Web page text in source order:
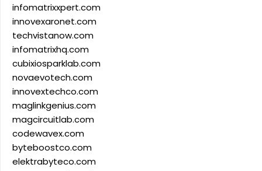
infomatrixxpert.com
innovexaronet.com
techvistanow.com
infomatrixhq.com
cubixiosparklab.com
novaevotech.com
innovextechco.com
maglinkgenius.com
magcircuitlab.com
codewavex.com
byteboostco.com
elektrabyteco.com